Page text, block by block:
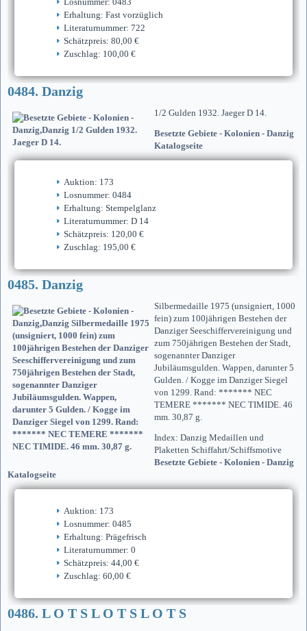
Erhaltung: Fast vorzüglich
Literaturnummer: 722
Schätzpreis: 80,00 €
Zuschlag: 100,00 €
0484. Danzig
1/2 Gulden 1932. Jaeger D 14.
Besetzte Gebiete - Kolonien - Danzig
Katalogseite
Auktion: 173
Losnummer: 0484
Erhaltung: Stempelglanz
Literaturnummer: D 14
Schätzpreis: 120,00 €
Zuschlag: 195,00 €
0485. Danzig
Silbermedaille 1975 (unsigniert, 1000
fein) zum 100jährigen Bestehen der
Danziger Seeschiffervereinigung und
zum 750jährigen Bestehen der Stadt,
sogenannter Danziger
Jubiläumsgulden. Wappen, darunter 5
Gulden. / Kogge im Danziger Siegel
von 1299. Rand: ******* NEC
TEMERE ******* NEC TIMIDE. 46
mm. 30,87 g.
Index: Danzig Medaillen und
Plaketten Schiffahrt/Schiffsmotive
Besetzte Gebiete - Kolonien - Danzig
Katalogseite
Auktion: 173
Losnummer: 0485
Erhaltung: Prägefrisch
Literaturnummer: 0
Schätzpreis: 44,00 €
Zuschlag: 60,00 €
0486. L O T S L O T S L O T S